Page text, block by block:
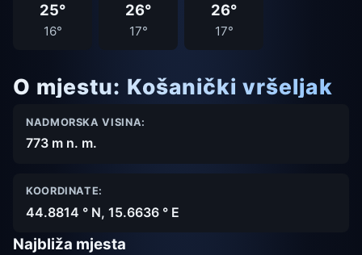
25°
16°
26°
17°
26°
17°
O mjestu: Košanički vršeljak
NADMORSKA VISINA:
773 m n. m.
KOORDINATE:
44.8814 ° N, 15.6636 ° E
Najbliža mjesta